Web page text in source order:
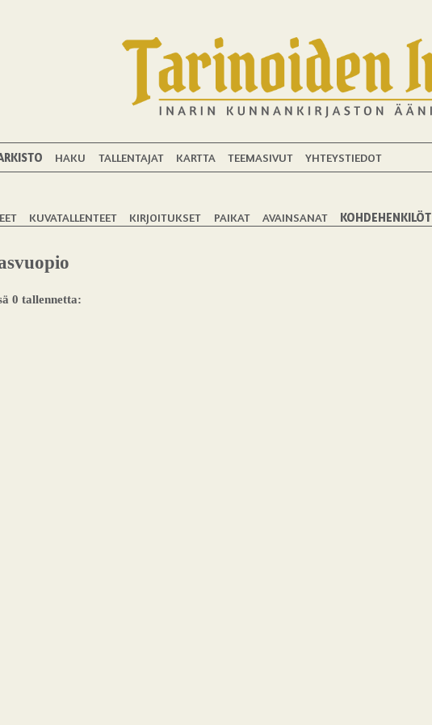
HAKU TALLENTAJAT KARTTA TEEMASIVUT YHTEYSTIEDOT
KUVATALLENTEET KIRJOITUKSET PAIKAT AVAINSANAT KOHDEHENKILÖT
0 tallennetta: